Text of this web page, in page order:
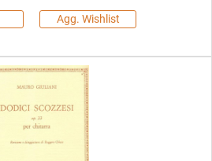
Agg. Wishlist